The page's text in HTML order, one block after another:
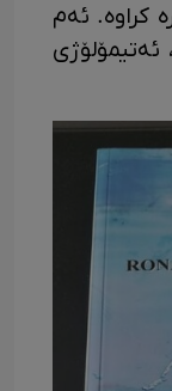
کراوە. ئەم